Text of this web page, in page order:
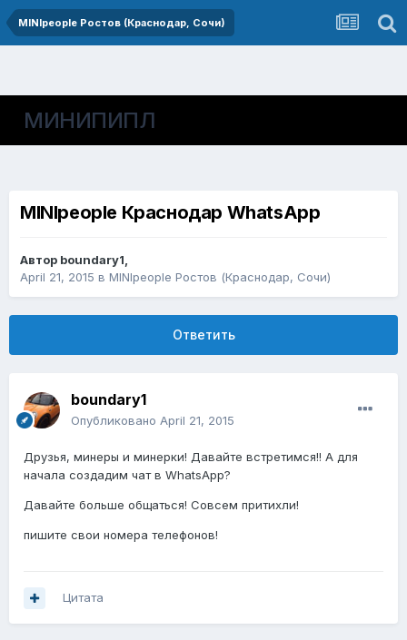
MINIpeople Ростов (Краснодар, Сочи)
МИНИПИПЛ
MINIpeople Краснодар WhatsApp
Автор boundary1,
April 21, 2015 в MINIpeople Ростов (Краснодар, Сочи)
Ответить
boundary1
Опубликовано April 21, 2015
Друзья, минеры и минерки! Давайте встретимся!! А для
начала создадим чат в WhatsApp?
Давайте больше общаться! Совсем притихли!
пишите свои номера телефонов!
Цитата